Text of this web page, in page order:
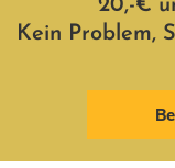
20,-€
Kein Problem,